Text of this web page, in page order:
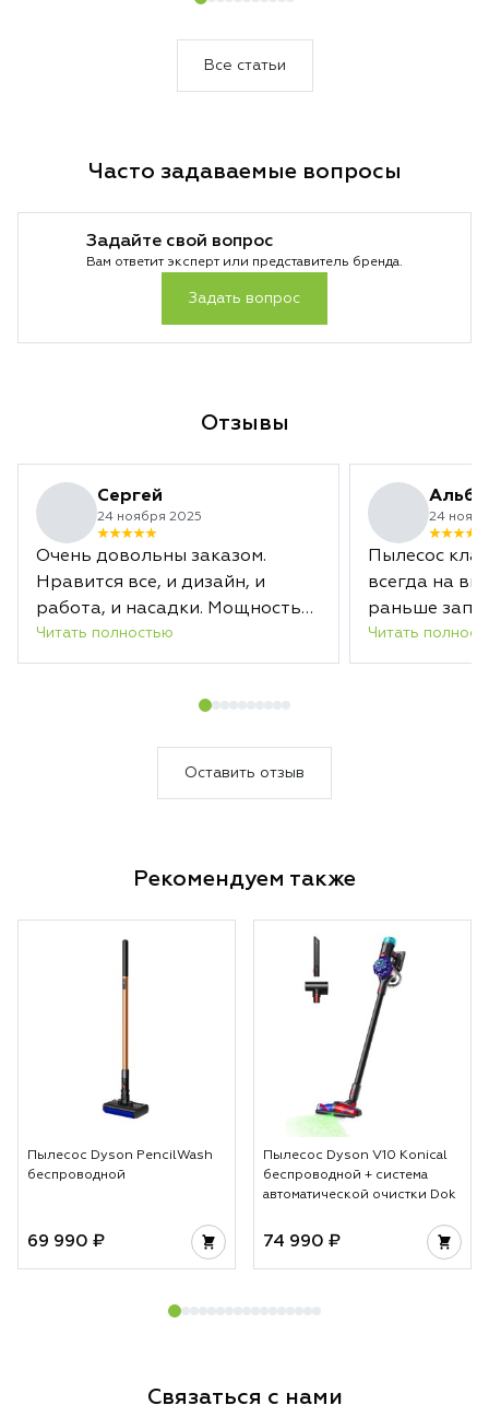
Все статьи
Часто задаваемые вопросы
Задайте свой вопрос
Вам ответит эксперт или представитель бренда.
Задать вопрос
Отзывы
Сергей
24 ноября 2025
Очень довольны заказом.
Нравится все, и дизайн, и
работа, и насадки. Мощность
отличная. Заряда хватает
надолго. А новая насадка с
подсвечивает загрязненные
теперь в удовольствие.
Читать полностью
24
Пылесос
всегда на
раньше
срока.
Читать
Оставить отзыв
Рекомендуем также
Пылесос Dyson PencilWash
беспроводной
69 990 ₽
Пылесос Dyson V10 Konical
беспроводной + система
автоматической очистки Dok
74 990 ₽
Связаться с нами